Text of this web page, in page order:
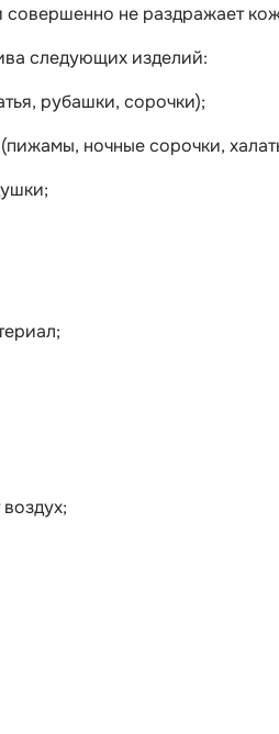
совершенно не раздражает
следующих изделий:
рубашки, сорочки);
ночные сорочки,